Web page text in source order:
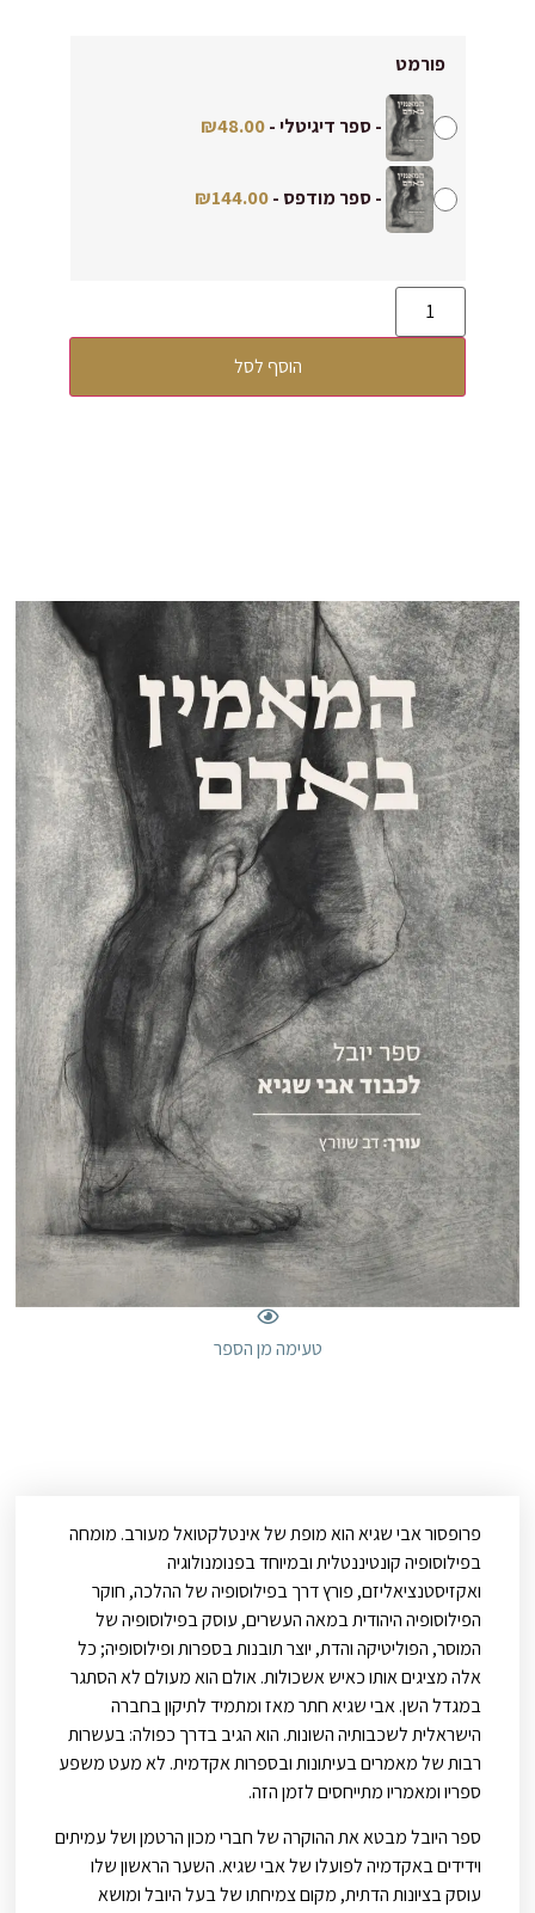
טעימה מן הספר
פורמט
-ספר דיגיטלי-
₪48.00
-ספר מודפס -
₪144.00
הוסף לסל
פרופסור אבי שגיא הוא מופת של אינטלקטואל מעורב. מומחה
בפילוסופיה קונטיננטלית ובמיוחד בפנומנולוגיה
ואקזיסטנציאליזם, פורץ דרך בפילוסופיה של ההלכה, חוקר
הפילוסופיה היהודית במאה העשרים, עוסק בפילוסופיה של
המוסר, הפוליטיקה והדת, יוצר תובנות בספרות ופילוסופיה; כל
אלה מציגים אותו כאיש אשכולות. אולם הוא מעולם לא הסתגר
במגדל השן. אבי שגיא חתר מאז ומתמיד לתיקון בחברה
הישראלית לשכבותיה השונות. הוא הגיב בדרך כפולה: בעשרות
רבות של מאמרים בעיתונות ובספרות אקדמית. לא מעט משפע
ספריו ומאמריו מתייחסים לזמן הזה.
ספר היובל מבטא את ההוקרה של חברי מכון הרטמן ושל עמיתים
וידידים באקדמיה לפועלו של אבי שגיא. השער הראשון שלו
עוסק בציונות הדתית, מקום צמיחתו של בעל היובל ומושא